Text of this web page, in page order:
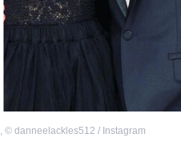
, © danneelackles512 / Instagram